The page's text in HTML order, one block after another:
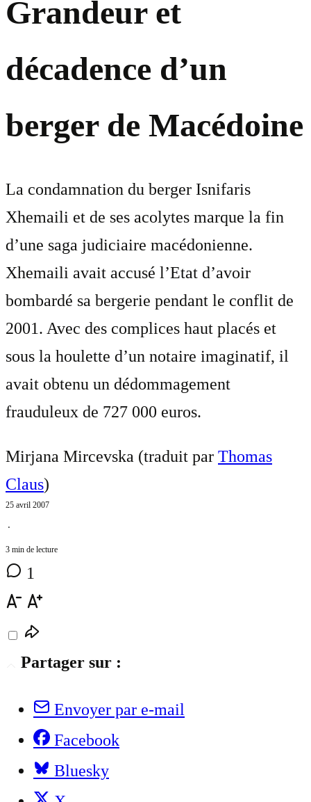
Grandeur et
décadence d’un
berger de Macédoine
La condamnation du berger Isnifaris
Xhemaili et de ses acolytes marque la fin
d’une saga judiciaire macédonienne.
Xhemaili avait accusé l’Etat d’avoir
bombardé sa bergerie pendant le conflit de
2001. Avec des complices haut placés et
sous la houlette d’un notaire imaginatif, il
avait obtenu un dédommagement
frauduleux de 727 000 euros.
Mirjana Mircevska (traduit par Thomas
Claus)
25 avril 2007
⋅
3 min de lecture
1
Partager sur :
Envoyer par e-mail
Facebook
Bluesky